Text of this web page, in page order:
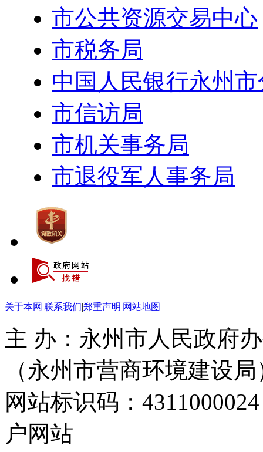
市公共资源交易中心
市税务局
中国人民银行永州
市信访局
市机关事务局
市退役军人事务局
关于本网 |联系我们|郑重声明|网站地图
主 办：永州市人民政府
（永州市营商环境建设局
网站标识码：
户网站